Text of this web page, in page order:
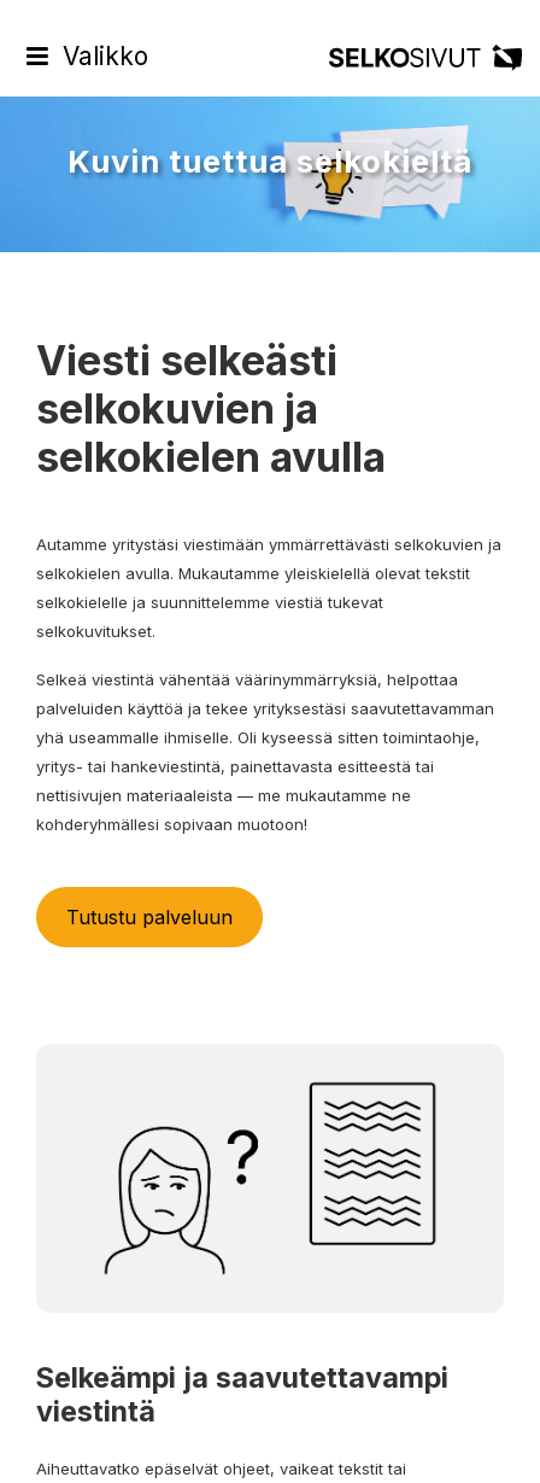
Valikko
Kuvin tuettua selkokieltä
Viesti selkeästi
selkokuvien ja
selkokielen avulla
Autamme yritystäsi viestimään ymmärrettävästi selkokuvien ja
selkokielen avulla. Mukautamme yleiskielellä olevat tekstit
selkokielelle ja suunnittelemme viestiä tukevat
selkokuvitukset.
Selkeä viestintä vähentää väärinymmärryksiä, helpottaa
palveluiden käyttöä ja tekee yrityksestäsi saavutettavamman
yhä useammalle ihmiselle. Oli kyseessä sitten toimintaohje,
yritys- tai hankeviestintä, painettavasta esitteestä tai
nettisivujen materiaaleista — me mukautamme ne
kohderyhmällesi sopivaan muotoon!
Tutustu palveluun
Selkeämpi ja saavutettavampi
viestintä
Aiheuttavatko epäselvät ohjeet, vaikeat tekstit tai